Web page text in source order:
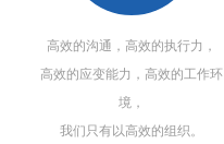
高效的沟通，高效的执行力，
高效的应变能力，高效的工作环
境，
我们只有以高效的组织。